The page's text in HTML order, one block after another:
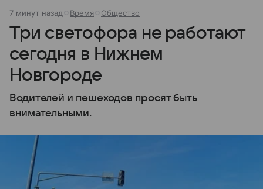
7 минут назад Время Общество
Три светофора не работают
сегодня в Нижнем
Новгороде
Водителей и пешеходов просят быть
внимательными.